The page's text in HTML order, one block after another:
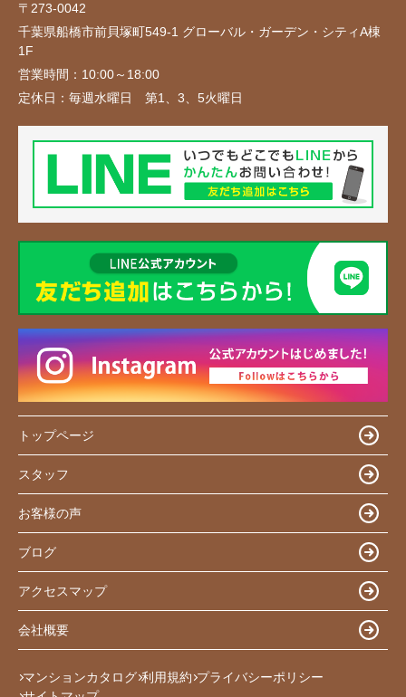
〒273-0042
千葉県船橋市前貝塚町549-1 グローバル・ガーデン・シティA棟
1F
営業時間： 10:00～18:00
定休日： 毎週水曜日 第1、3、5火曜日
トップページ
スタッフ
お客様の声
ブログ
アクセスマップ
会社概要
マンションカタログ 利用規約 プライバシーポリシー